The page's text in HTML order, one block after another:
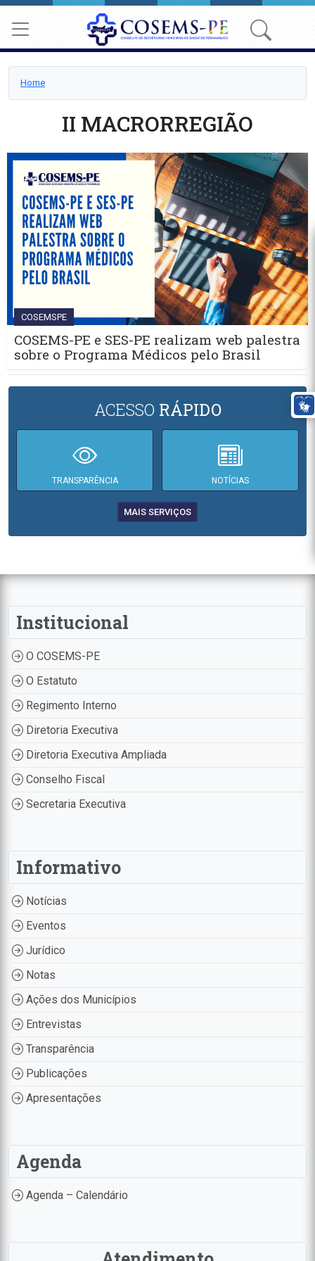
Home
II MACRORREGIÃO
COSEMSPE
COSEMS-PE e SES-PE realizam web palestra
sobre o Programa Médicos pelo Brasil
ACESSO RÁPIDO
TRANSPARÊNCIA NOTÍCIAS
MAIS SERVIÇOS
Institucional
O COSEMS-PE
O Estatuto
Regimento Interno
Diretoria Executiva
Diretoria Executiva Ampliada
Conselho Fiscal
Secretaria Executiva
Informativo
Notícias
Eventos
Jurídico
Notas
Ações dos Municípios
Entrevistas
Transparência
Publicações
Apresentações
Agenda
Agenda – Calendário